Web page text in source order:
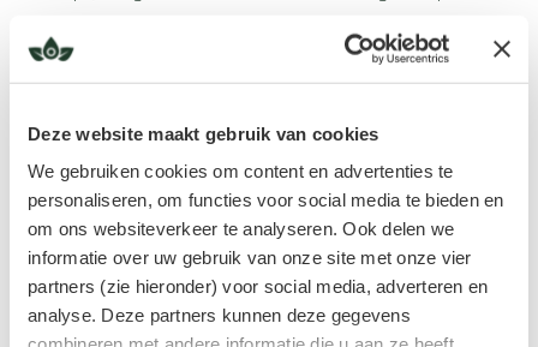
Deze website maakt gebruik van cookies
We gebruiken cookies om content en advertenties te
personaliseren, om functies voor social media te bieden en
om ons websiteverkeer te analyseren. Ook delen we
informatie over uw gebruik van onze site met onze vier
partners (zie hieronder) voor social media, adverteren en
analyse. Deze partners kunnen deze gegevens
zorgvuldig samengestelde blend helpt je om spanning los te laten
Scharlei staat bekend om haar vermogen om angst te verminderen
en ondersteunt bij onrustige nachten en nachtmerries. Roomse
Kamille werkt kalmerend en helpt je lichaam en geest te
ontspannen. Deze zachte geur brengt rust in je hoofd en vermindert
opgebouwde spanning. Mandarijn en Sinaasappel voegen een lichte,
vrolijke energie toe. Ze ondersteunen een positief gevoel en
Lees meer